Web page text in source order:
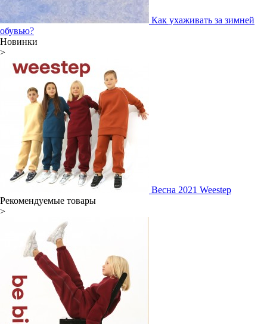
Как ухаживать за зимней
обувью?
Новинки
>
Весна 2021 Weestep
Рекомендуемые товары
>